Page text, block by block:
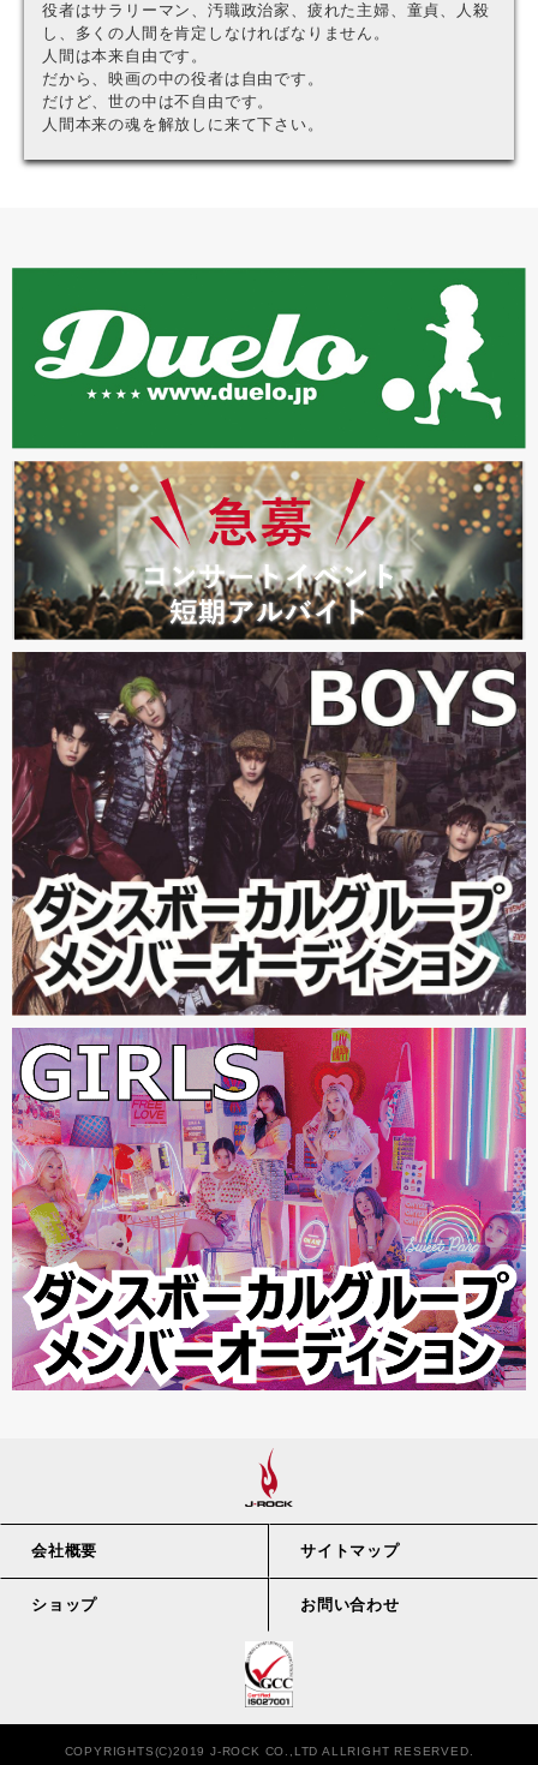
役者はサラリーマン、汚職政治家、疲れた主婦、童貞、人殺
し、多くの人間を肯定しなければなりません。
人間は本来自由です。
だから、映画の中の役者は自由です。
だけど、世の中は不自由です。
人間本来の魂を解放しに来て下さい。
会社概要 サイトマップ
ショップ お問い合わせ
COPYRIGHTS(C)2019 J-ROCK CO.,LTD ALLRIGHT RESERVED.